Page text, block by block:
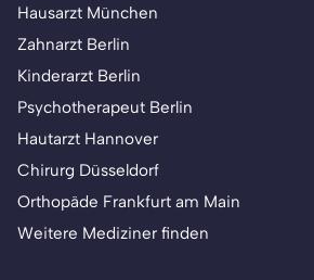
Hausarzt München
Zahnarzt Berlin
Kinderarzt Berlin
Psychotherapeut Berlin
Hautarzt Hannover
Chirurg Düsseldorf
Orthopäde Frankfurt am Main
Weitere Mediziner finden